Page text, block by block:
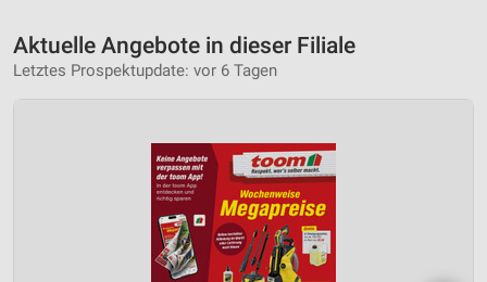
Aktuelle Angebote in dieser Filiale
Letztes Prospektupdate: vor 6 Tagen